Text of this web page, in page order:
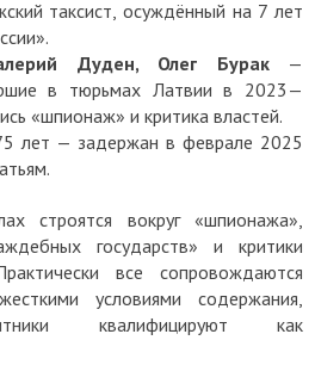
таксист, осуждённый на 7 лет
Дуден, Олег Бурак—
в тюрьмах Латвии в 2023—
«шпионаж» и критика властей.
лет — задержан в феврале 2025
строятся вокруг «шпионажа»,
государств» и критики
все сопровождаются
условиями содержания,
квалифицируют как